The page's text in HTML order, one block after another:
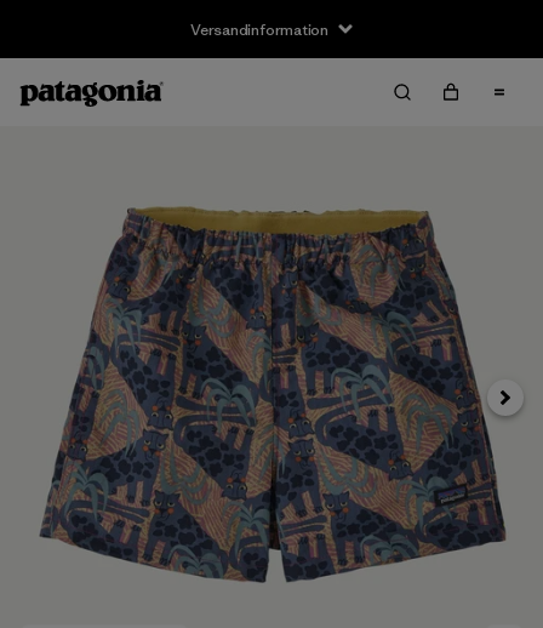
Versandinformation